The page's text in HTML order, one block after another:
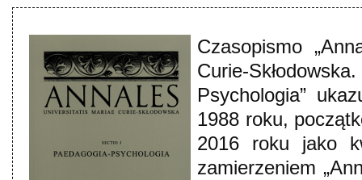
Czasopismo
Curie-
Psychologia”
1988 roku,
2016 roku jako
zamierzeniem